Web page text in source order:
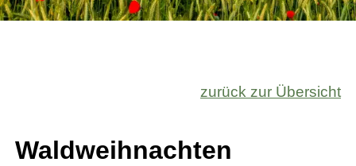
zurück zur Übersicht
Waldweihnachten